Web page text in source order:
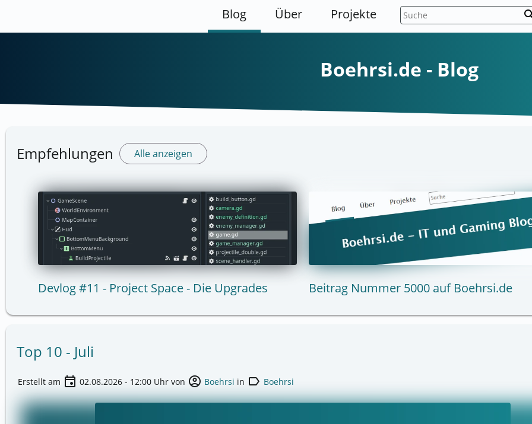
Blog Über Projekte
Boehrsi.de - Blog
Empfehlungen Alle anzeigen
Devlog #11 - Project Space - Die Upgrades Beitrag Nummer 5000 auf Boehrsi.de
Top 10 - Juli
Erstellt am event 02.08.2026 - 12:00 Uhr von account_circle Boehrsi in label Boehrsi